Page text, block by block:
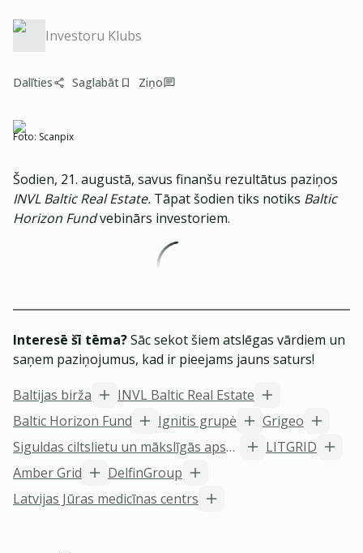
Investoru Klubs
Dalīties Saglabāt Ziņo
Foto: Scanpix
Šodien, 21. augustā, savus finanšu rezultātus paziņos
INVL Baltic Real Estate. Tāpat šodien tiks notiks Baltic
Horizon Fundvebinārs investoriem.
Interesē šī tēma?Sāc sekot šiem atslēgas vārdiem un
saņem paziņojumus, kad ir pieejams jauns saturs!
Baltijas birža
INVL Baltic Real Estate
Baltic Horizon Fund
Ignitis grupė
Grigeo
Siguldas ciltslietu un mākslīgās apsēklošanas stacija
LITGRID
Amber Grid
DelfinGroup
Latvijas Jūras medicīnas centrs